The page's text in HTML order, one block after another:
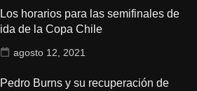
Los horarios para las semifinales de
ida de la Copa Chile
agosto 12, 2021
Pedro Burns y su recuperación de